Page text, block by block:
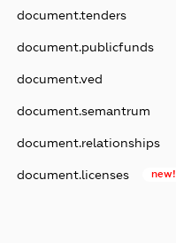
document.tenders
document.publicfunds
document.ved
document.semantrum
document.relationships
document.licenses new!